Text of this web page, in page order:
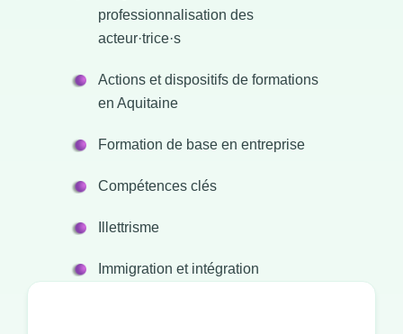
professionnalisation des
acteur·trice·s
Actions et dispositifs de formations
en Aquitaine
Formation de base en entreprise
Compétences clés
Illettrisme
Immigration et intégration